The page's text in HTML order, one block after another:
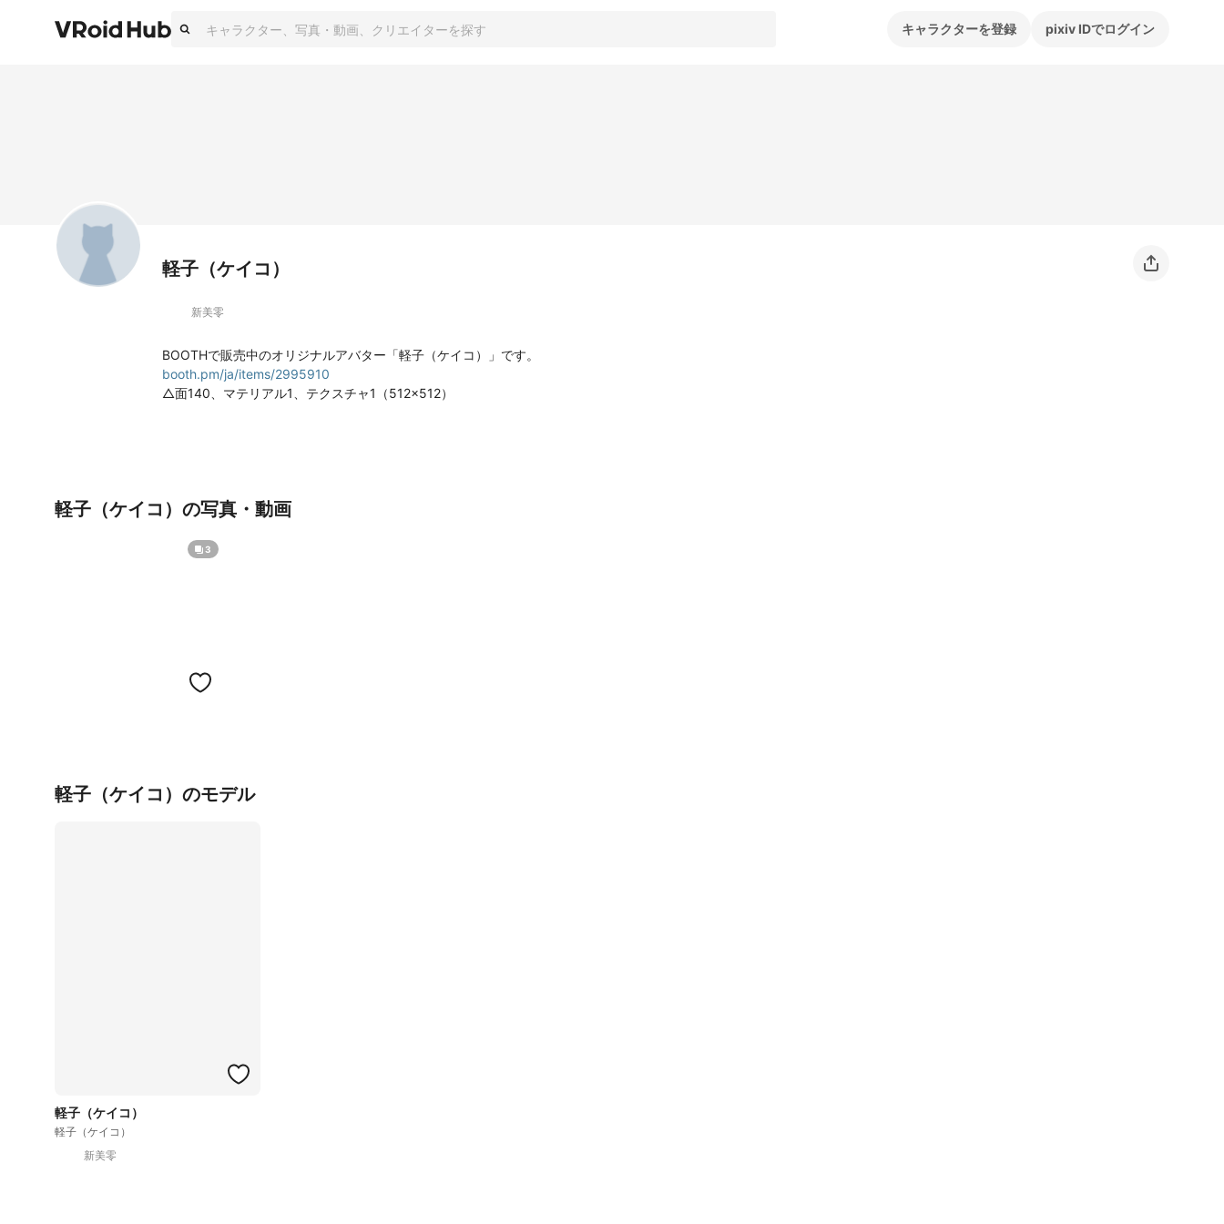
キャラクターを登録 pixiv IDでログイン
軽子（ケイコ）
新美零
booth.pm/ja/items/2995910
△面140、マテリアル1、テクスチャ1（512×512）
軽子（ケイコ）の写真・動画
3
軽子（ケイコ）のモデル
軽子（ケイコ）
軽子（ケイコ）
新美零